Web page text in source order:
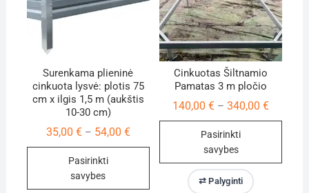
Surenkama plieninė
cinkuota lysvė: plotis 75
cm x ilgis 1,5 m (aukštis
10-30 cm)
35,00 € – 54,00 €Price
through
Pasirinkti
savybes
Cinkuotas Šiltnamio
Pamatas 3 m pločio
140,00€ – 340,00€Price
Pasirinkti
savybes
This
product
⇄ Palyginti